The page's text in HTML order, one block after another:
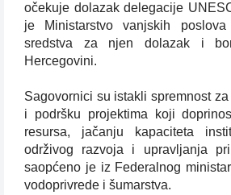
očekuje dolazak delegacije
je Ministarstvo vanjskih
sredstva za njen dolazak i
Hercegovini.
Sagovornici su istakli spremnost
i podršku projektima koji
resursa, jačanju kapaciteta
održivog razvoja i upravljanja
saopćeno je iz Federalnog
vodoprivrede i šumarstva.